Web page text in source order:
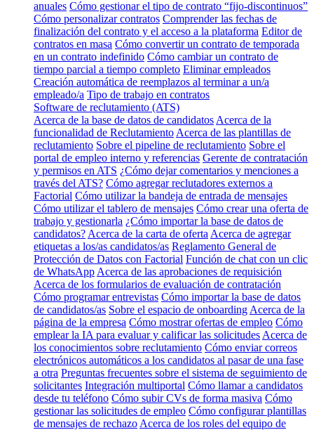
anuales Cómo gestionar el tipo de contrato “fijo-discontinuos”
Cómo personalizar contratos Comprender las fechas de
finalización del contrato y el acceso a la plataforma Editor de
contratos en masa Cómo convertir un contrato de temporada
en un contrato indefinido Cómo cambiar un contrato de
tiempo parcial a tiempo completo Eliminar empleados
Creación automática de reemplazos al terminar a un/a
empleado/a Tipo de trabajo en contratos
Software de reclutamiento (ATS)
Acerca de la base de datos de candidatos Acerca de la
funcionalidad de Reclutamiento Acerca de las plantillas de
reclutamiento Sobre el pipeline de reclutamiento Sobre el
portal de empleo interno y referencias Gerente de contratación
y permisos en ATS ¿Cómo dejar comentarios y menciones a
través del ATS? Cómo agregar reclutadores externos a
Factorial Cómo utilizar la bandeja de entrada de mensajes
Cómo utilizar el tablero de mensajes Cómo crear una oferta de
trabajo y gestionarla ¿Cómo importar la base de datos de
candidatos? Acerca de la carta de oferta Acerca de agregar
etiquetas a los/as candidatos/as Reglamento General de
Protección de Datos con Factorial Función de chat con un clic
de WhatsApp Acerca de las aprobaciones de requisición
Acerca de los formularios de evaluación de contratación
Cómo programar entrevistas Cómo importar la base de datos
de candidatos/as Sobre el espacio de onboarding Acerca de la
página de la empresa Cómo mostrar ofertas de empleo Cómo
emplear la IA para evaluar y calificar las solicitudes Acerca de
los conocimientos sobre reclutamiento Cómo enviar correos
electrónicos automáticos a los candidatos al pasar de una fase
a otra Preguntas frecuentes sobre el sistema de seguimiento de
solicitantes Integración multiportal Cómo llamar a candidatos
desde tu teléfono Cómo subir CVs de forma masiva Cómo
gestionar las solicitudes de empleo Cómo configurar plantillas
de mensajes de rechazo Acerca de los roles del equipo de